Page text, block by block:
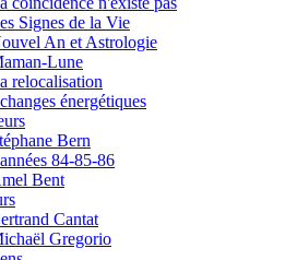
Signes de la Vie
An et Astrologie
Lune
relocalisation
énergétiques
Bern
84-85-86
Bent
Cantat
Gregorio